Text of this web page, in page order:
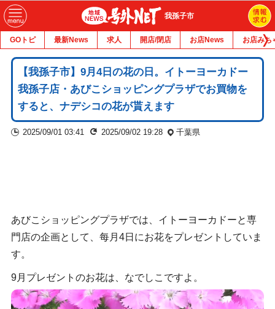
我孫子市
GOトピ 最新News 求人 開店/閉店 お店News お店みち
【我孫子市】9月4日の花の日。イトーヨーカドー
我孫子店・あびこショッピングプラザでお買物を
すると、ナデシコの花が貰えます
2025/09/01 03:41 2025/09/02 19:28 千葉県
あびこショッピングプラザでは、イトーヨーカドーと専
門店の企画として、每月4日にお花をプレゼントしていま
す。
9月プレゼントのお花は、なでしこですよ。